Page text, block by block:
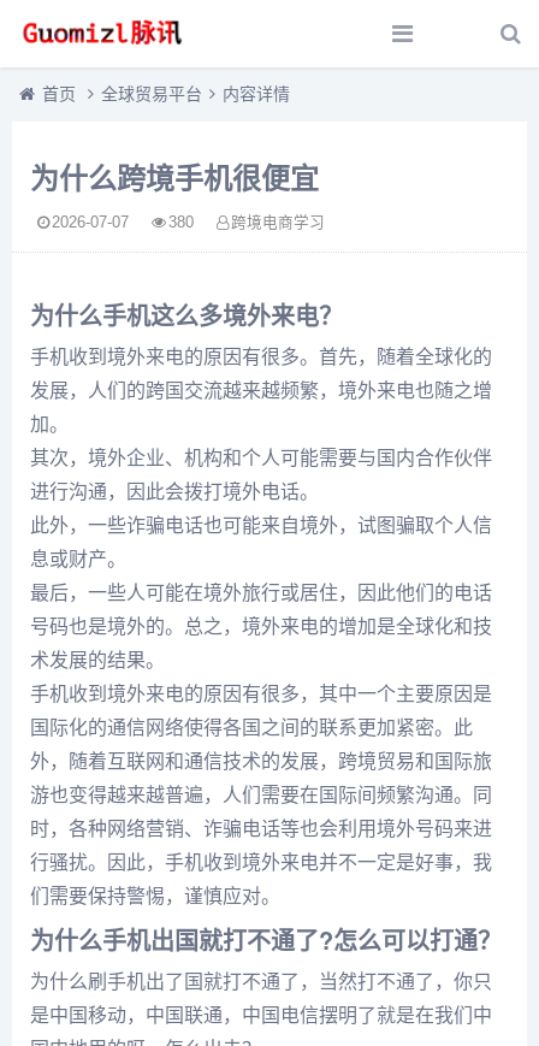
首页 全球贸易平台 内容详情
为什么跨境手机很便宜
2026-07-07 380 跨境电商学习
为什么手机这么多境外来电？
手机收到境外来电的原因有很多。首先，随着全球化的
发展，人们的跨国交流越来越频繁，境外来电也随之增
加。
其次，境外企业、机构和个人可能需要与国内合作伙伴
进行沟通，因此会拨打境外电话。
此外，一些诈骗电话也可能来自境外，试图骗取个人信
息或财产。
最后，一些人可能在境外旅行或居住，因此他们的电话
号码也是境外的。总之，境外来电的增加是全球化和技
术发展的结果。
手机收到境外来电的原因有很多，其中一个主要原因是
国际化的通信网络使得各国之间的联系更加紧密。此
外，随着互联网和通信技术的发展，跨境贸易和国际旅
游也变得越来越普遍，人们需要在国际间频繁沟通。同
时，各种网络营销、诈骗电话等也会利用境外号码来进
行骚扰。因此，手机收到境外来电并不一定是好事，我
们需要保持警惕，谨慎应对。
为什么手机出国就打不通了?怎么可以打通？
为什么刷手机出了国就打不通了，当然打不通了，你只
是中国移动，中国联通，中国电信摆明了就是在我们中